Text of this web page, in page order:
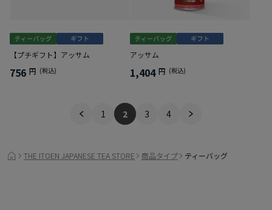
【プチギフト】アッサム
756 円 (税込)
アッサム
1,404 円 (税込)
1 2 3 4
THE ITOEN JAPANESE TEA STORE 商品タイプ ティーバッグ